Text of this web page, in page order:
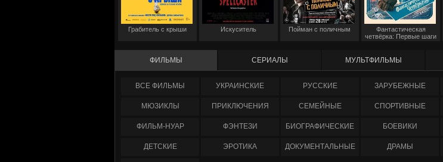
Грабитель с крыши Искуситель Пойман с поличным
Фантастическая
четвёрка: Первые шаги
ФИЛЬМЫ СЕРИАЛЫ МУЛЬТФИЛЬМЫ
ФИЛЬМЫ УКРАИНCКИЕ РУССКИЕ ЗАРУБЕЖНЫЕ
МЮЗИКЛЫ ПРИКЛЮЧЕНИЯ СЕМЕЙНЫЕ СПОРТИВНЫЕ
ФИЛЬМ-НУАР ФЭНТЕЗИ БИОГРАФИЧЕСКИЕ БОЕВИКИ
ДЕТСКИЕ ЭРОТИКА ДОКУМЕНТАЛЬНЫЕ ДРАМЫ